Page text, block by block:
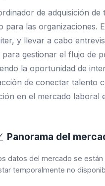
de adquisición
para las organizaciones.
y llevar a cabo
para gestionar el flujo de
la oportunidad de
de conectar talento
en el mercado laboral
Panorama del
datos del mercado se
temporalmente no